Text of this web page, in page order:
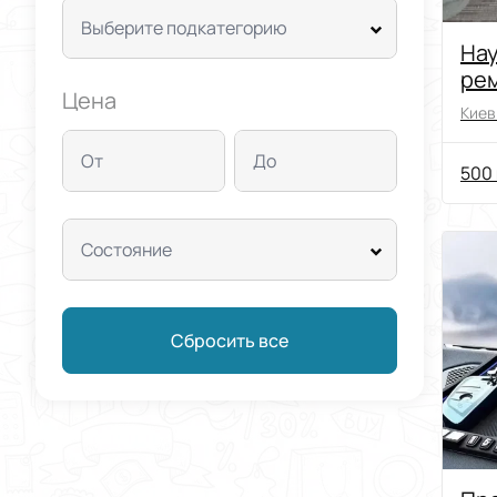
Выберите подкатегорию
Цена
От До
Состояние
Сбросить все
Киев
500